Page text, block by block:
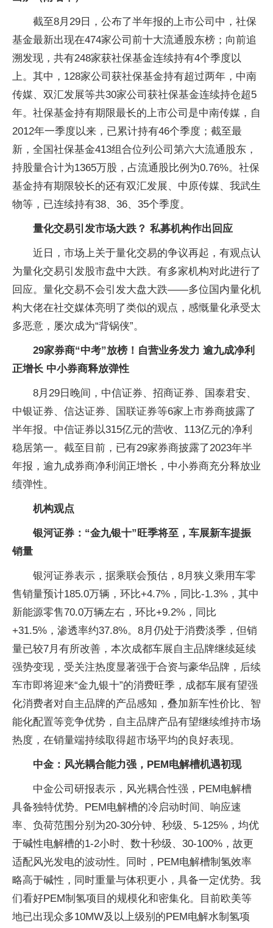
截至8月29日，公布了半年报的上市公司中，社保
基金最新出现在474家公司前十大流通股东榜；向前追
溯发现，共有248家获社保基金连续持有4个季度以
上。其中，128家公司获社保基金持有超过两年，中南
传媒、双汇发展等共30家公司获社保基金连续持仓超5
年。社保基金持有期限最长的上市公司是中南传媒，自
2012年一季度以来，已累计持有46个季度；截至最
新，全国社保基金413组合位列公司第六大流通股东，
持股量合计为1365万股，占流通股比例为0.76%。社保
基金持有期限较长的还有双汇发展、中原传媒、我武生
物等，已连续持有38、36、35个季度。
量化交易引发市场大跌？ 私募机构作出回应
近日，市场上关于量化交易的争议再起，有观点认
为量化交易引发股市盘中大跌。有多家机构对此进行了
回应。量化交易不会引发大盘大跌——多位国内量化机
构大佬在社交媒体亮明了类似的观点，感慨量化承受太
多恶意，屡次成为“背锅侠”。
29家券商“中考”放榜！自营业务发力 逾九成净利
正增长 中小券商释放弹性
8月29日晚间，中信证券、招商证券、国泰君安、
中银证券、信达证券、国联证券等6家上市券商披露了
半年报。中信证券以315亿元的营收、113亿元的净利
稳居第一。截至目前，已有29家券商披露了2023年半
年报，逾九成券商净利润正增长，中小券商充分释放业
绩弹性。
机构观点
银河证券：“金九银十”旺季将至，车展新车提振
销量
银河证券表示，据乘联会预估，8月狭义乘用车零
售销量预计185.0万辆，环比+4.7%，同比-1.3%，其中
新能源零售70.0万辆左右，环比+9.2%，同比
+31.5%，渗透率约37.8%。8月仍处于消费淡季，但销
量已较7月有所改善，本次成都车展自主品牌继续延续
强势变现，受关注热度显著强于合资与豪华品牌，后续
车市即将迎来“金九银十”的消费旺季，成都车展有望强
化消费者对自主品牌的产品感知，叠加新车性价比、智
能化配置等竞争优势，自主品牌产品有望继续维持市场
热度，在销量端持续取得超市场平均的良好表现。
中金：风光耦合能力强，PEM电解槽机遇初现
中金公司研报表示，风光耦合性强，PEM电解槽
具备独特优势。PEM电解槽的冷启动时间、响应速
率、负荷范围分别为20-30分钟、秒级、5-125%，均优
于碱性电解槽的1-2小时、数十秒级、30-100%，故更
适配风光发电的波动性。同时，PEM电解槽制氢效率
略高于碱性，同时重量与体积更小，具备一定优势。我
们看好PEM制氢项目的规模化和密集化。目前欧美等
地已出现众多10MW及以上级别的PEM电解水制氢项